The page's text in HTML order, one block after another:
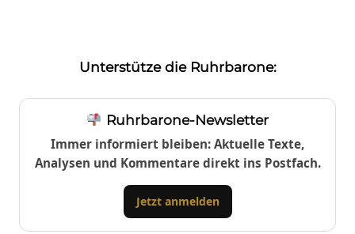
Unterstütze die Ruhrbarone:
Ruhrbarone-Newsletter
Immer informiert bleiben: Aktuelle Texte,
Analysen und Kommentare direkt ins Postfach.
Jetzt anmelden